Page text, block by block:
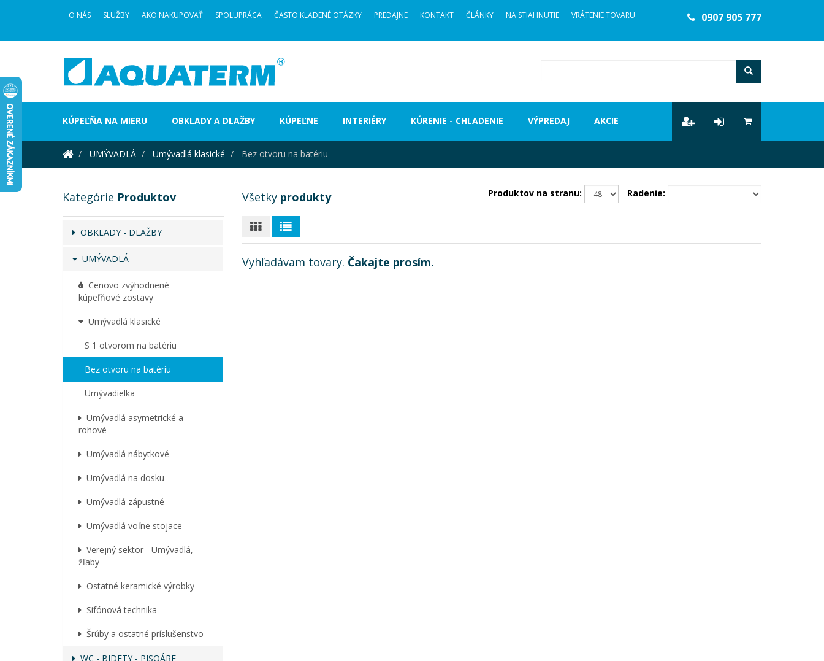
O NÁS SLUŽBY AKO NAKUPOVAŤ SPOLUPRÁCA ČASTO KLADENÉ OTÁZKY PREDAJNE KONTAKT ČLÁNKY NA STIAHNUTIE VRÁTENIE TOVARU 0907 905 777
KÚPEĽŇA NA MIERU OBKLADY A DLAŽBY KÚPEĽNE INTERIÉRY KÚRENIE - CHLADENIE VÝPREDAJ AKCIE
UMÝVADLÁ Umývadlá klasické Bez otvoru na batériu
Kategórie Produktov
OBKLADY - DLAŽBY
UMÝVADLÁ
Cenovo zvýhodnené
kúpeľňové zostavy
Umývadlá klasické
S 1 otvorom na batériu
Bez otvoru na batériu
Umývadielka
Umývadlá asymetrické a
rohové
Umývadlá nábytkové
Umývadlá na dosku
Umývadlá zápustné
Umývadlá voľne stojace
Verejný sektor - Umývadlá,
žľaby
Ostatné keramické výrobky
Sifónová technika
Šrúby a ostatné príslušenstvo
WC - BIDETY - PISOÁRE
Všetkyprodukty Produktov na stranu: Radenie:
Vyhľadávam tovary. Čakajte prosím.